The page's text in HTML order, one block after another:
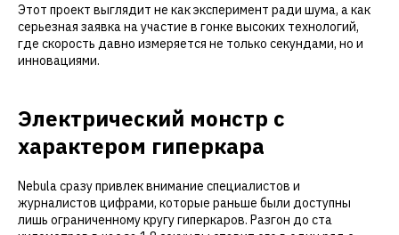
Этот проект выглядит не как эксперимент ради шума, а как
серьезная заявка на участие в гонке высоких технологий,
где скорость давно измеряется не только секундами, но и
инновациями.
Электрический монстр с
характером гиперкара
Nebula сразу привлек внимание специалистов и
журналистов цифрами, которые раньше были доступны
лишь ограниченному кругу гиперкаров. Разгон до ста